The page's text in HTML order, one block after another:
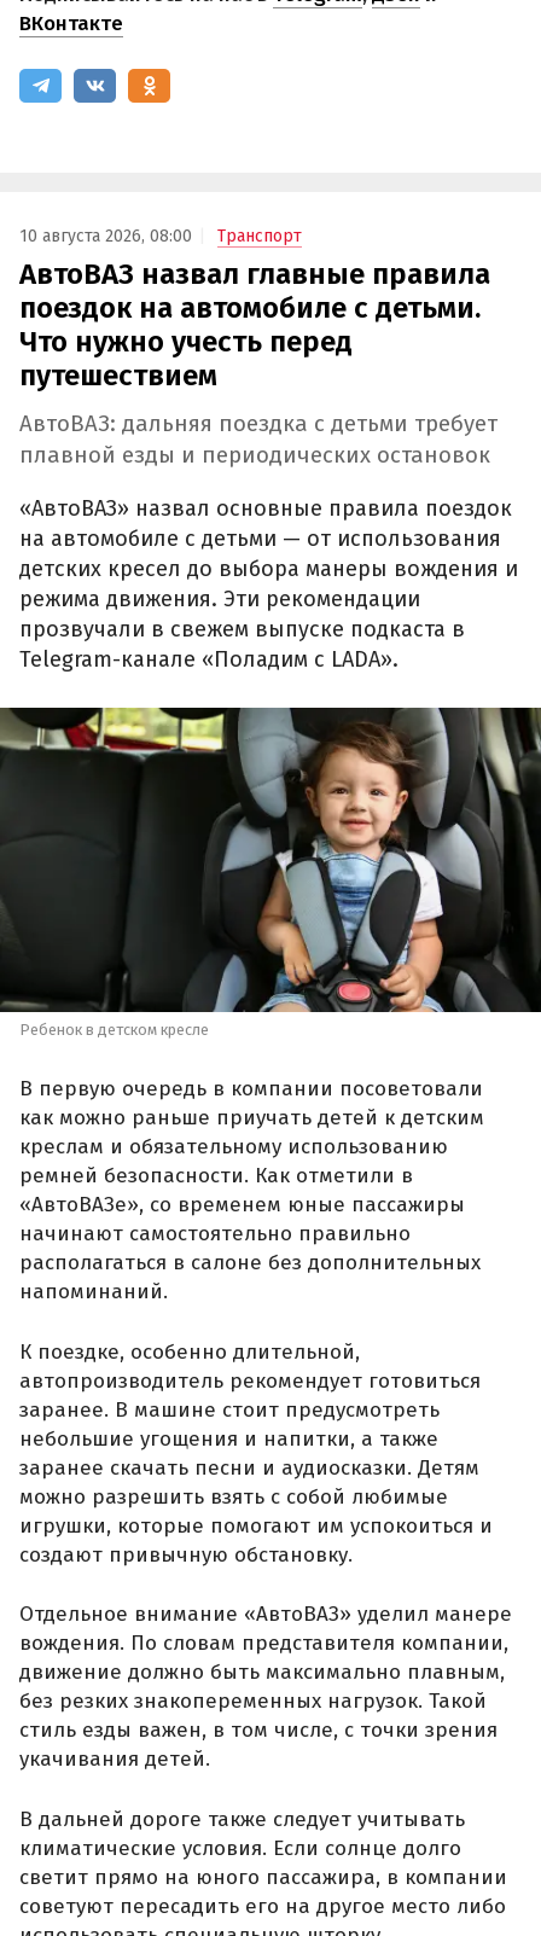
ВКонтакте
10 августа 2026, 08:00 Транспорт
АвтоВАЗ назвал главные правила
поездок на автомобиле с детьми.
Что нужно учесть перед
путешествием
АвтоВАЗ: дальняя поездка с детьми требует
плавной езды и периодических остановок
«АвтоВАЗ» назвал основные правила поездок
на автомобиле с детьми — от использования
детских кресел до выбора манеры вождения и
режима движения. Эти рекомендации
прозвучали в свежем выпуске подкаста в
Telegram-канале «Поладим с LADA».
Ребенок в детском кресле
В первую очередь в компании посоветовали
как можно раньше приучать детей к детским
креслам и обязательному использованию
ремней безопасности. Как отметили в
«АвтоВАЗе», со временем юные пассажиры
начинают самостоятельно правильно
располагаться в салоне без дополнительных
напоминаний.
К поездке, особенно длительной,
автопроизводитель рекомендует готовиться
заранее. В машине стоит предусмотреть
небольшие угощения и напитки, а также
заранее скачать песни и аудиосказки. Детям
можно разрешить взять с собой любимые
игрушки, которые помогают им успокоиться и
создают привычную обстановку.
Отдельное внимание «АвтоВАЗ» уделил манере
вождения. По словам представителя компании,
движение должно быть максимально плавным,
без резких знакопеременных нагрузок. Такой
стиль езды важен, в том числе, с точки зрения
укачивания детей.
В дальней дороге также следует учитывать
климатические условия. Если солнце долго
светит прямо на юного пассажира, в компании
советуют пересадить его на другое место либо